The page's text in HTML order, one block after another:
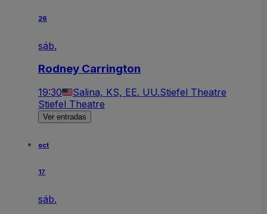
26
sáb.
Rodney Carrington
19:30 Salina, KS, EE. UU.Stiefel Theatre
Stiefel Theatre
Ver entradas
oct
17
sáb.